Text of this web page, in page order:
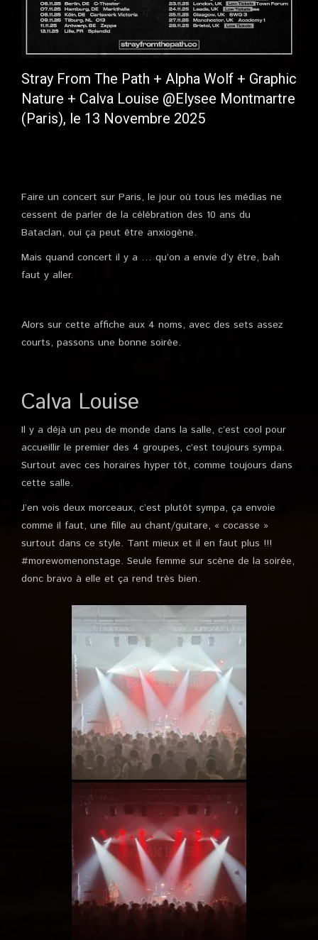
Stray From The Path + Alpha Wolf + Graphic
Nature + Calva Louise @Elysee Montmartre
(Paris), le 13 Novembre 2025
Faire un concert sur Paris, le jour où tous les médias ne
cessent de parler de la célébration des 10 ans du
Bataclan, oui ça peut être anxiogène.
Mais quand concert il y a … qu’on a envie d’y être, bah
faut y aller.
Alors sur cette affiche aux 4 noms, avec des sets assez
courts, passons une bonne soirée.
Calva Louise
Il y a déjà un peu de monde dans la salle, c’est cool pour
accueillir le premier des 4 groupes, c’est toujours sympa.
Surtout avec ces horaires hyper tôt, comme toujours dans
cette salle.
J’en vois deux morceaux, c’est plutôt sympa, ça envoie
comme il faut, une fille au chant/guitare, « cocasse »
surtout dans ce style. Tant mieux et il en faut plus !!!
#morewomenonstage. Seule femme sur scène de la soirée,
donc bravo à elle et ça rend très bien.